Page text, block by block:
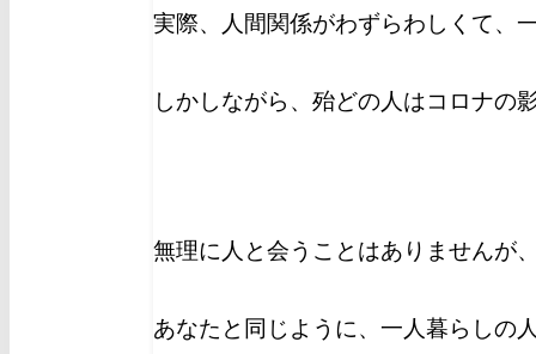
実際、人間関係がわずらわしくて、
しかしながら、殆どの人はコロナの
無理に人と会うことはありませんが
あなたと同じように、一人暮らしの